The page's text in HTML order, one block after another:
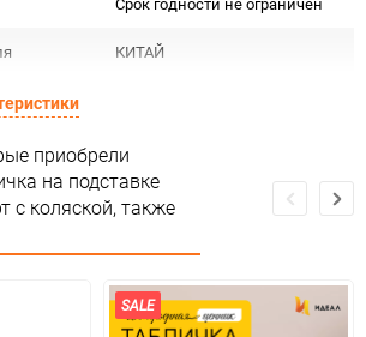
КИТАЙ
Не подлежит сертификации
Особых условий не требует
600
приобрели
на подставке
с коляской, также
SALE